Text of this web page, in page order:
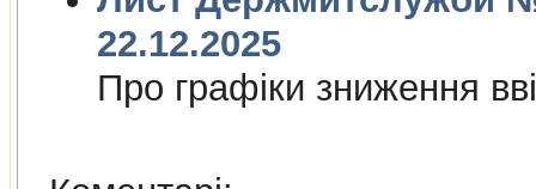
22.12.2025
Про графiки зниження